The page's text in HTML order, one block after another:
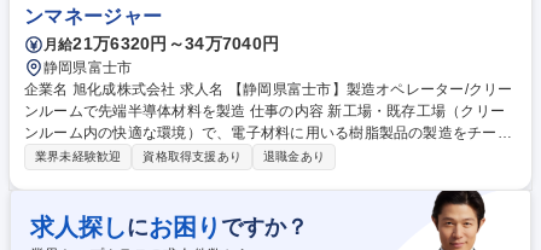
ンマネージャー
月給21万6320円～34万7040円
静岡県富士市
企業名 旭化成株式会社 求人名 【静岡県富士市】製造オペレーター/クリー
ンルームで先端半導体材料を製造 仕事の内容 新工場・既存工場（クリー
ンルーム内の快適な環境）で、電子材料に用いる樹脂製品の製造をチーム
で進めて頂きます。しっかりとした教育制度があり、焦らず着実に製造工
料に用いる樹脂製品の製造をチームで進めます。ご経験、ご希望を考慮し
リーダー、メンバーでの採用となります。 【業務内容】■生産業務(原材料
計量、混合、製品の調整、仕上げ、品質測定) ■設備の洗浄 ■設備運転 ■設
業界未経験歓迎 資格取得支援あり 退職金あり
求人探しにお困り ですか？